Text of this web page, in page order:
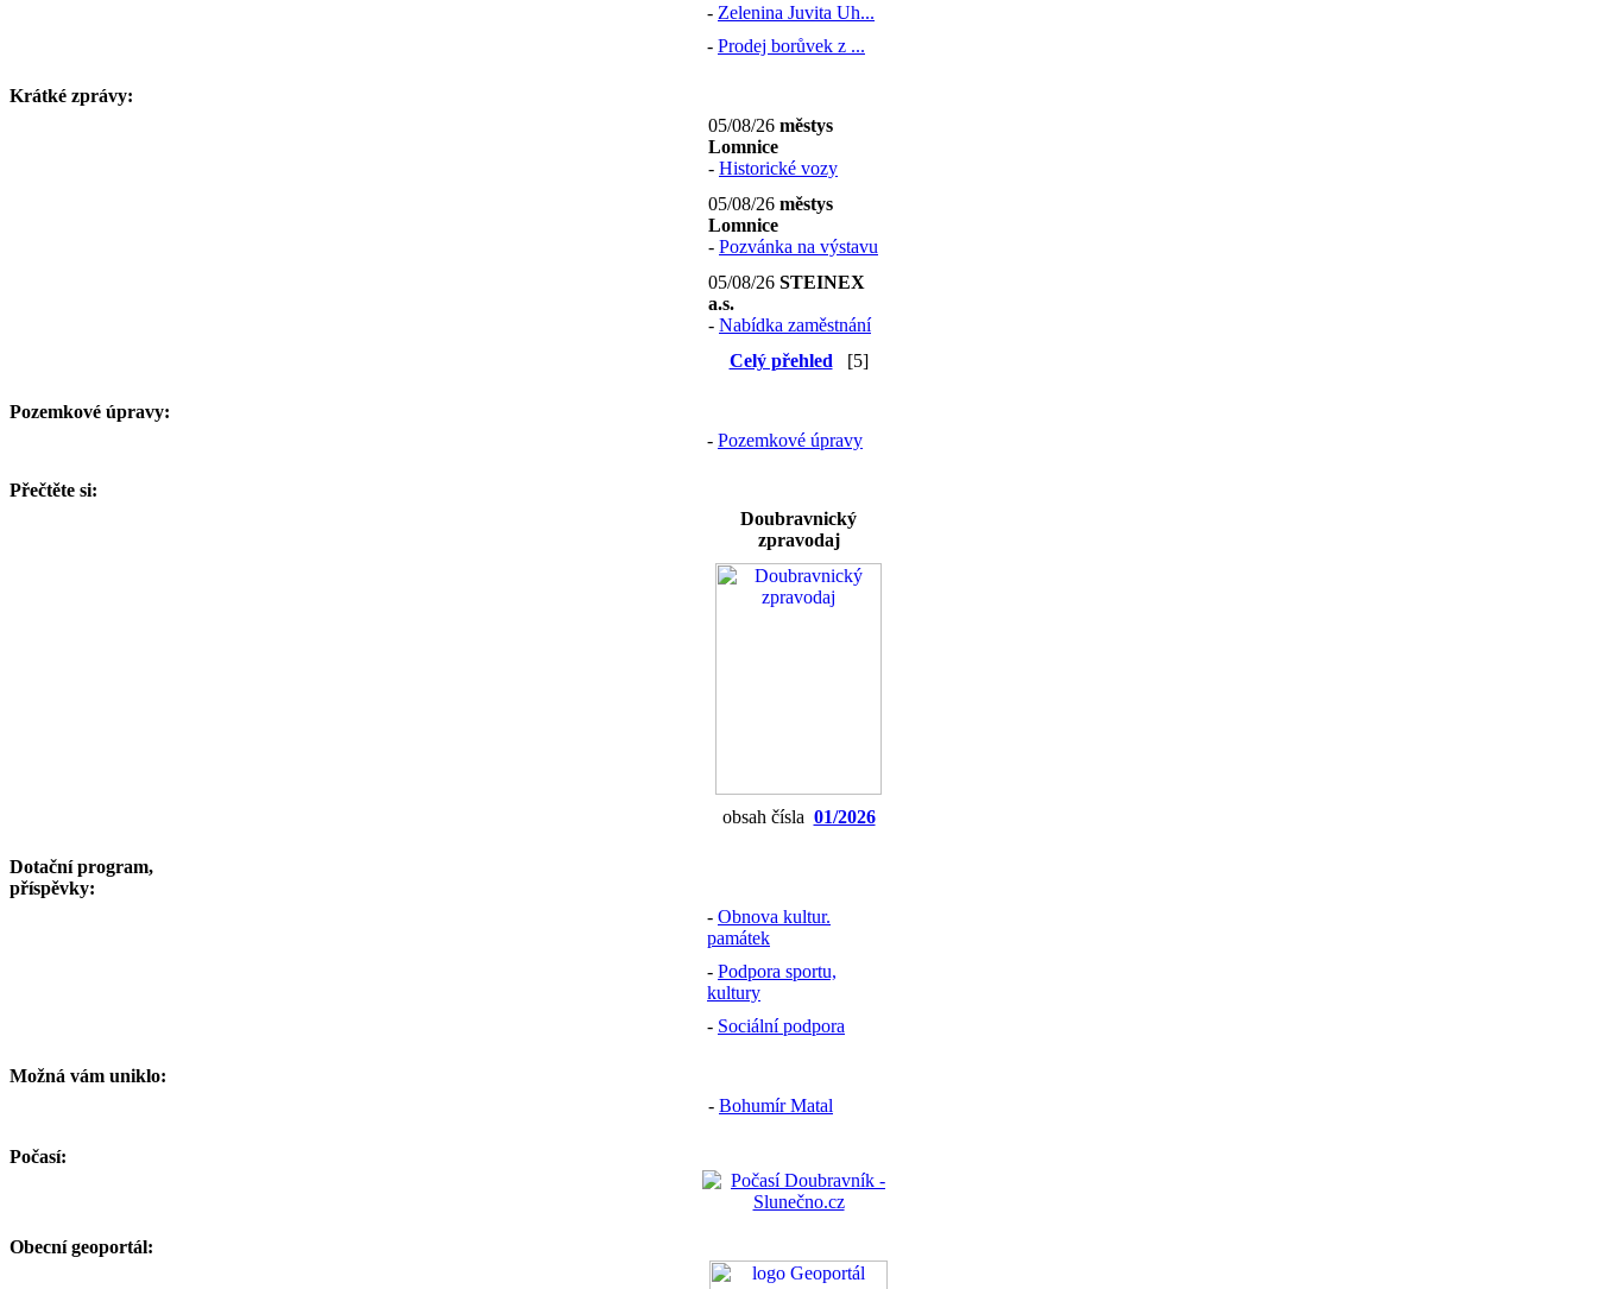
- Zelenina Juvita Uh...
- Prodej borůvek z ...
Krátké zprávy:
05/08/26 městys
Lomnice
- Historické vozy
05/08/26 městys
Lomnice
- Pozvánka na výstavu
05/08/26 STEINEX
a.s.
- Nabídka zaměstnání
Celý přehled[5]
Pozemkové úpravy:
- Pozemkové úpravy
Přečtěte si:
Doubravnický
zpravodaj
obsah čísla 01/2026
Dotační program,
příspěvky:
- Obnova kultur.
památek
- Podpora sportu,
kultury
- Sociální podpora
Možná vám uniklo:
- Bohumír Matal
Počasí:
Obecní geoportál: